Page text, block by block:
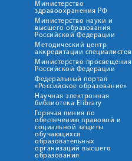
Министерство
здравоохранения РФ
Министерство науки и
высшего образования
Российской Федерации
Методический центр
аккредитации специалистов
Министерство просвещения
Российской Федерации
Федеральный портал
«Российское образование»
Научная электронная
библиотека Elibrary
Горячая линия по
обеспечению правовой и
социальной защиты
обучающихся
образовательных
организаций высшего
образования